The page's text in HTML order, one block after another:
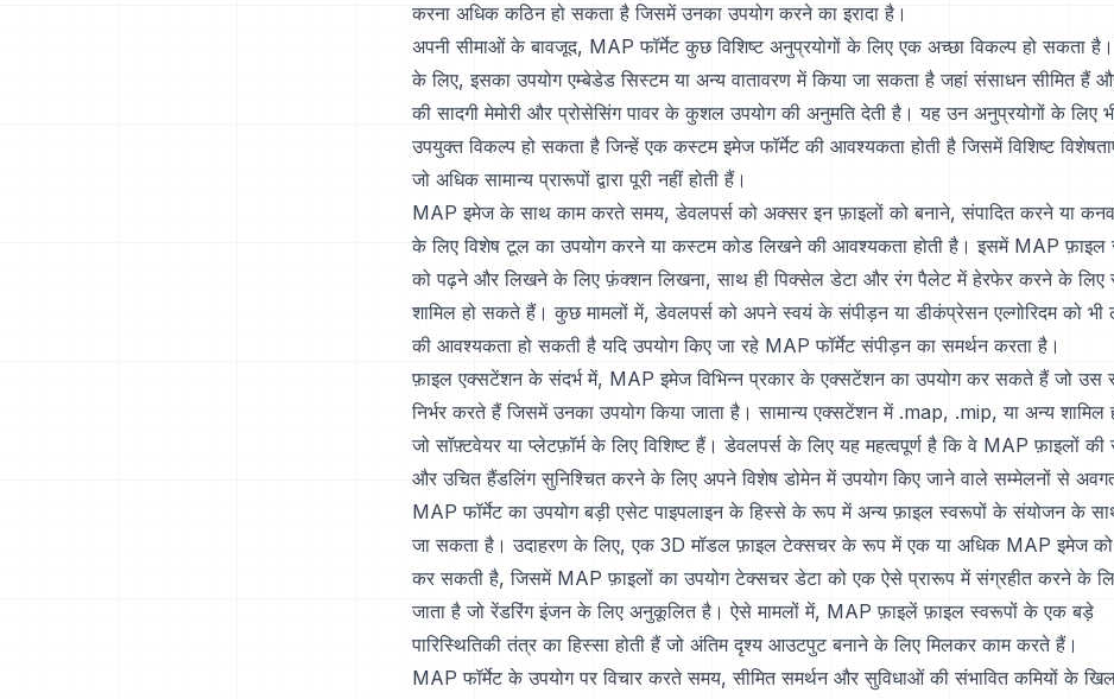
करना अधिक कठिन हो सकता है जिसमें उनका उपयोग करने का इरादा है।
अपनी सीमाओं के बावजूद, MAP फॉर्मेट कुछ विशिष्ट अनुप्रयोगों के लिए एक अच्छा विकल्प हो सकता
के लिए, इसका उपयोग एम्बेडेड सिस्टम या अन्य वातावरण में किया जा सकता है जहां संसाधन सीमित हैं
की सादगी मेमोरी और प्रोसेसिंग पावर के कुशल उपयोग की अनुमति देती है। यह उन अनुप्रयोगों के लिए
उपयुक्त विकल्प हो सकता है जिन्हें एक कस्टम इमेज फॉर्मेट की आवश्यकता होती है जिसमें विशिष्ट
जो अधिक सामान्य प्रारूपों द्वारा पूरी नहीं होती हैं।
MAP इमेज के साथ काम करते समय, डेवलपर्स को अक्सर इन फ़ाइलों को बनाने, संपादित करने या
के लिए विशेष टूल का उपयोग करने या कस्टम कोड लिखने की आवश्यकता होती है। इसमें MAP फ़ाइल
को पढ़ने और लिखने के लिए फ़ंक्शन लिखना, साथ ही पिक्सेल डेटा और रंग पैलेट में हेरफेर करने के लिए
शामिल हो सकते हैं। कुछ मामलों में, डेवलपर्स को अपने स्वयं के संपीड़न या डीकंप्रेसन एल्गोरिदम को भी
की आवश्यकता हो सकती है यदि उपयोग किए जा रहे MAP फॉर्मेट संपीड़न का समर्थन करता है।
फ़ाइल एक्सटेंशन के संदर्भ में, MAP इमेज विभिन्न प्रकार के एक्सटेंशन का उपयोग कर सकते हैं जो उस
निर्भर करते हैं जिसमें उनका उपयोग किया जाता है। सामान्य एक्सटेंशन में .map, .mip, या अन्य
जो सॉफ़्टवेयर या प्लेटफ़ॉर्म के लिए विशिष्ट हैं। डेवलपर्स के लिए यह महत्वपूर्ण है कि वे MAP फ़ाइलों की
और उचित हैंडलिंग सुनिश्चित करने के लिए अपने विशेष डोमेन में उपयोग किए जाने वाले सम्मेलनों से
MAP फॉर्मेट का उपयोग बड़ी एसेट पाइपलाइन के हिस्से के रूप में अन्य फ़ाइल स्वरूपों के संयोजन के
जा सकता है। उदाहरण के लिए, एक 3D मॉडल फ़ाइल टेक्सचर के रूप में एक या अधिक MAP इमेज को
कर सकती है, जिसमें MAP फ़ाइलों का उपयोग टेक्सचर डेटा को एक ऐसे प्रारूप में संग्रहीत करने के
जाता है जो रेंडरिंग इंजन के लिए अनुकूलित है। ऐसे मामलों में, MAP फ़ाइलें फ़ाइल स्वरूपों के एक बड़े
पारिस्थितिकी तंत्र का हिस्सा होती हैं जो अंतिम दृश्य आउटपुट बनाने के लिए मिलकर काम करते हैं।
MAP फॉर्मेट के उपयोग पर विचार करते समय, सीमित समर्थन और सुविधाओं की संभावित कमियों के